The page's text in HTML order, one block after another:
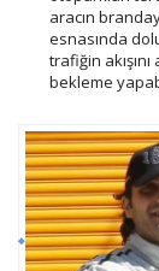
aracın
esnasında
trafiğin
bekleme